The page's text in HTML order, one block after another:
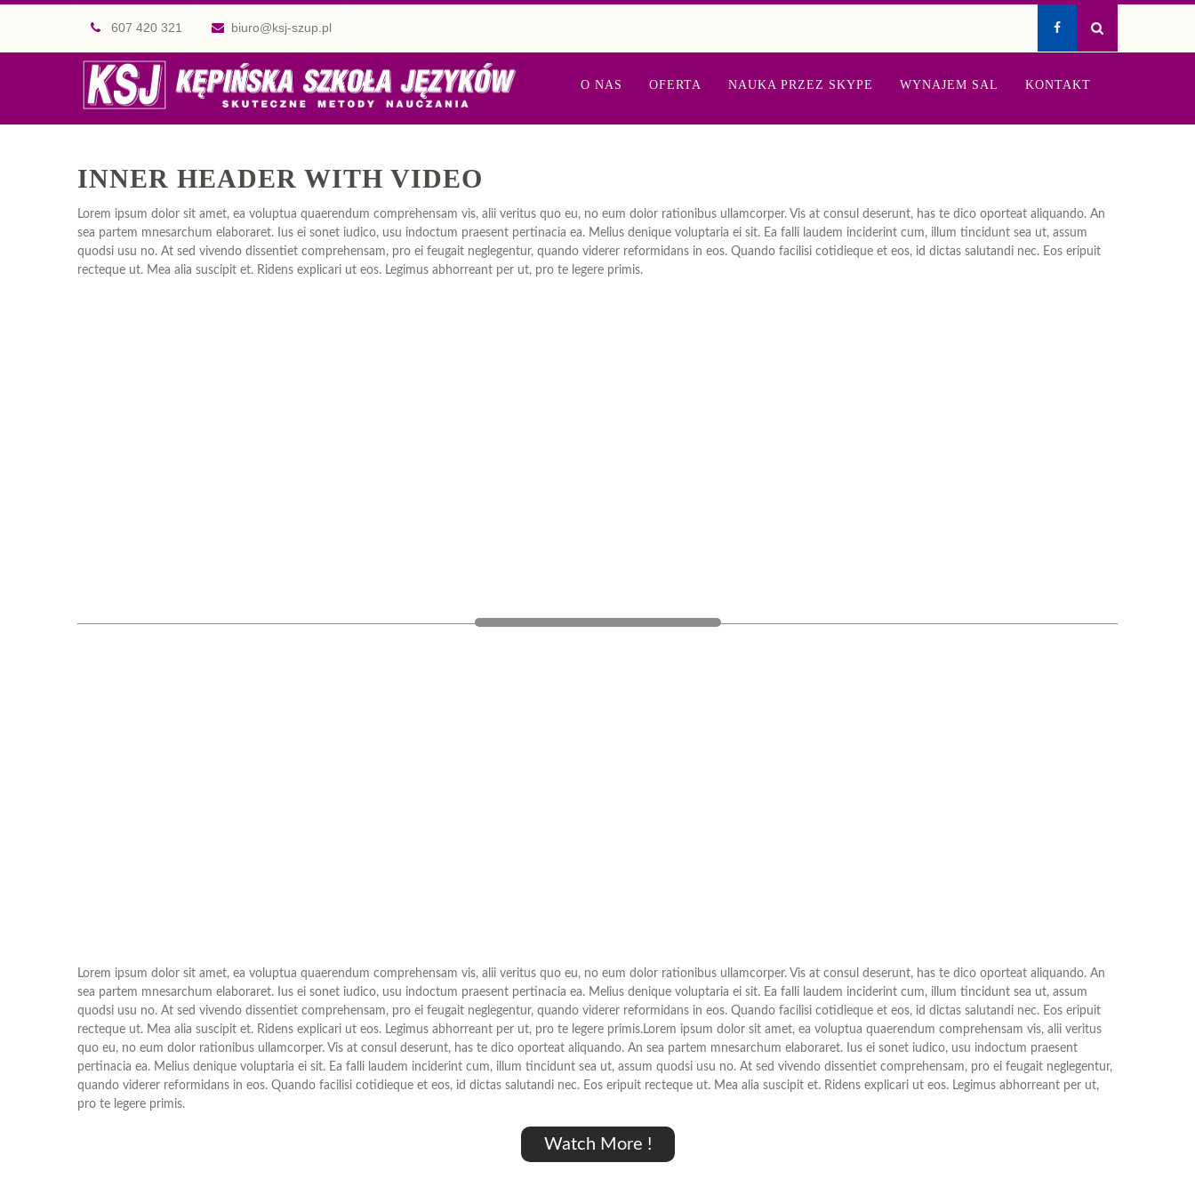
607 420 321 biuro@ksj-szup.pl
O NAS OFERTA NAUKA PRZEZ SKYPE WYNAJEM SAL KONTAKT
INNER HEADER WITH VIDEO
Lorem ipsum dolor sit amet, ea voluptua quaerendum comprehensam vis, alii veritus quo eu, no eum dolor rationibus ullamcorper. Vis at consul deserunt, has te dico oporteat aliquando. An
sea partem mnesarchum elaboraret. Ius ei sonet iudico, usu indoctum praesent pertinacia ea. Melius denique voluptaria ei sit. Ea falli laudem inciderint cum, illum tincidunt sea ut, assum
quodsi usu no. At sed vivendo dissentiet comprehensam, pro ei feugait neglegentur, quando viderer reformidans in eos. Quando facilisi cotidieque et eos, id dictas salutandi nec. Eos eripuit
recteque ut. Mea alia suscipit et. Ridens explicari ut eos. Legimus abhorreant per ut, pro te legere primis.
Lorem ipsum dolor sit amet, ea voluptua quaerendum comprehensam vis, alii veritus quo eu, no eum dolor rationibus ullamcorper. Vis at consul deserunt, has te dico oporteat aliquando. An
sea partem mnesarchum elaboraret. Ius ei sonet iudico, usu indoctum praesent pertinacia ea. Melius denique voluptaria ei sit. Ea falli laudem inciderint cum, illum tincidunt sea ut, assum
quodsi usu no. At sed vivendo dissentiet comprehensam, pro ei feugait neglegentur, quando viderer reformidans in eos. Quando facilisi cotidieque et eos, id dictas salutandi nec. Eos eripuit
recteque ut. Mea alia suscipit et. Ridens explicari ut eos. Legimus abhorreant per ut, pro te legere primis.Lorem ipsum dolor sit amet, ea voluptua quaerendum comprehensam vis, alii veritus
quo eu, no eum dolor rationibus ullamcorper. Vis at consul deserunt, has te dico oporteat aliquando. An sea partem mnesarchum elaboraret. Ius ei sonet iudico, usu indoctum praesent
pertinacia ea. Melius denique voluptaria ei sit. Ea falli laudem inciderint cum, illum tincidunt sea ut, assum quodsi usu no. At sed vivendo dissentiet comprehensam, pro ei feugait neglegentur,
quando viderer reformidans in eos. Quando facilisi cotidieque et eos, id dictas salutandi nec. Eos eripuit recteque ut. Mea alia suscipit et. Ridens explicari ut eos. Legimus abhorreant per ut,
pro te legere primis.
Watch More !